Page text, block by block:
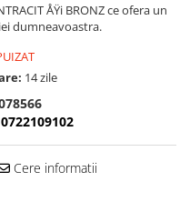
ÅŸi BRONZ ce ofera un
dumneavoastra.
14 zile
0722109102
Cere informatii